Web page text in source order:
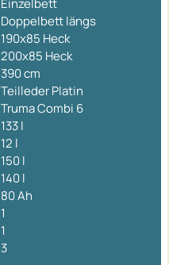
Doppelbett längs
190x85 Heck
200x85 Heck
390 cm
Teilleder Platin
Truma Combi 6
133 l
12 l
150 l
140 l
80 Ah
1
1
3